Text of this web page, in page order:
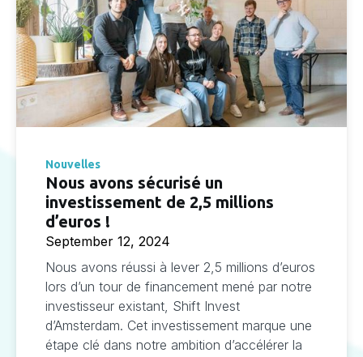
Nouvelles
Nous avons sécurisé un
investissement de 2,5 millions
d’euros !
September 12, 2024
Nous avons réussi à lever 2,5 millions d’euros
lors d’un tour de financement mené par notre
investisseur existant, Shift Invest
d’Amsterdam. Cet investissement marque une
étape clé dans notre ambition d’accélérer la